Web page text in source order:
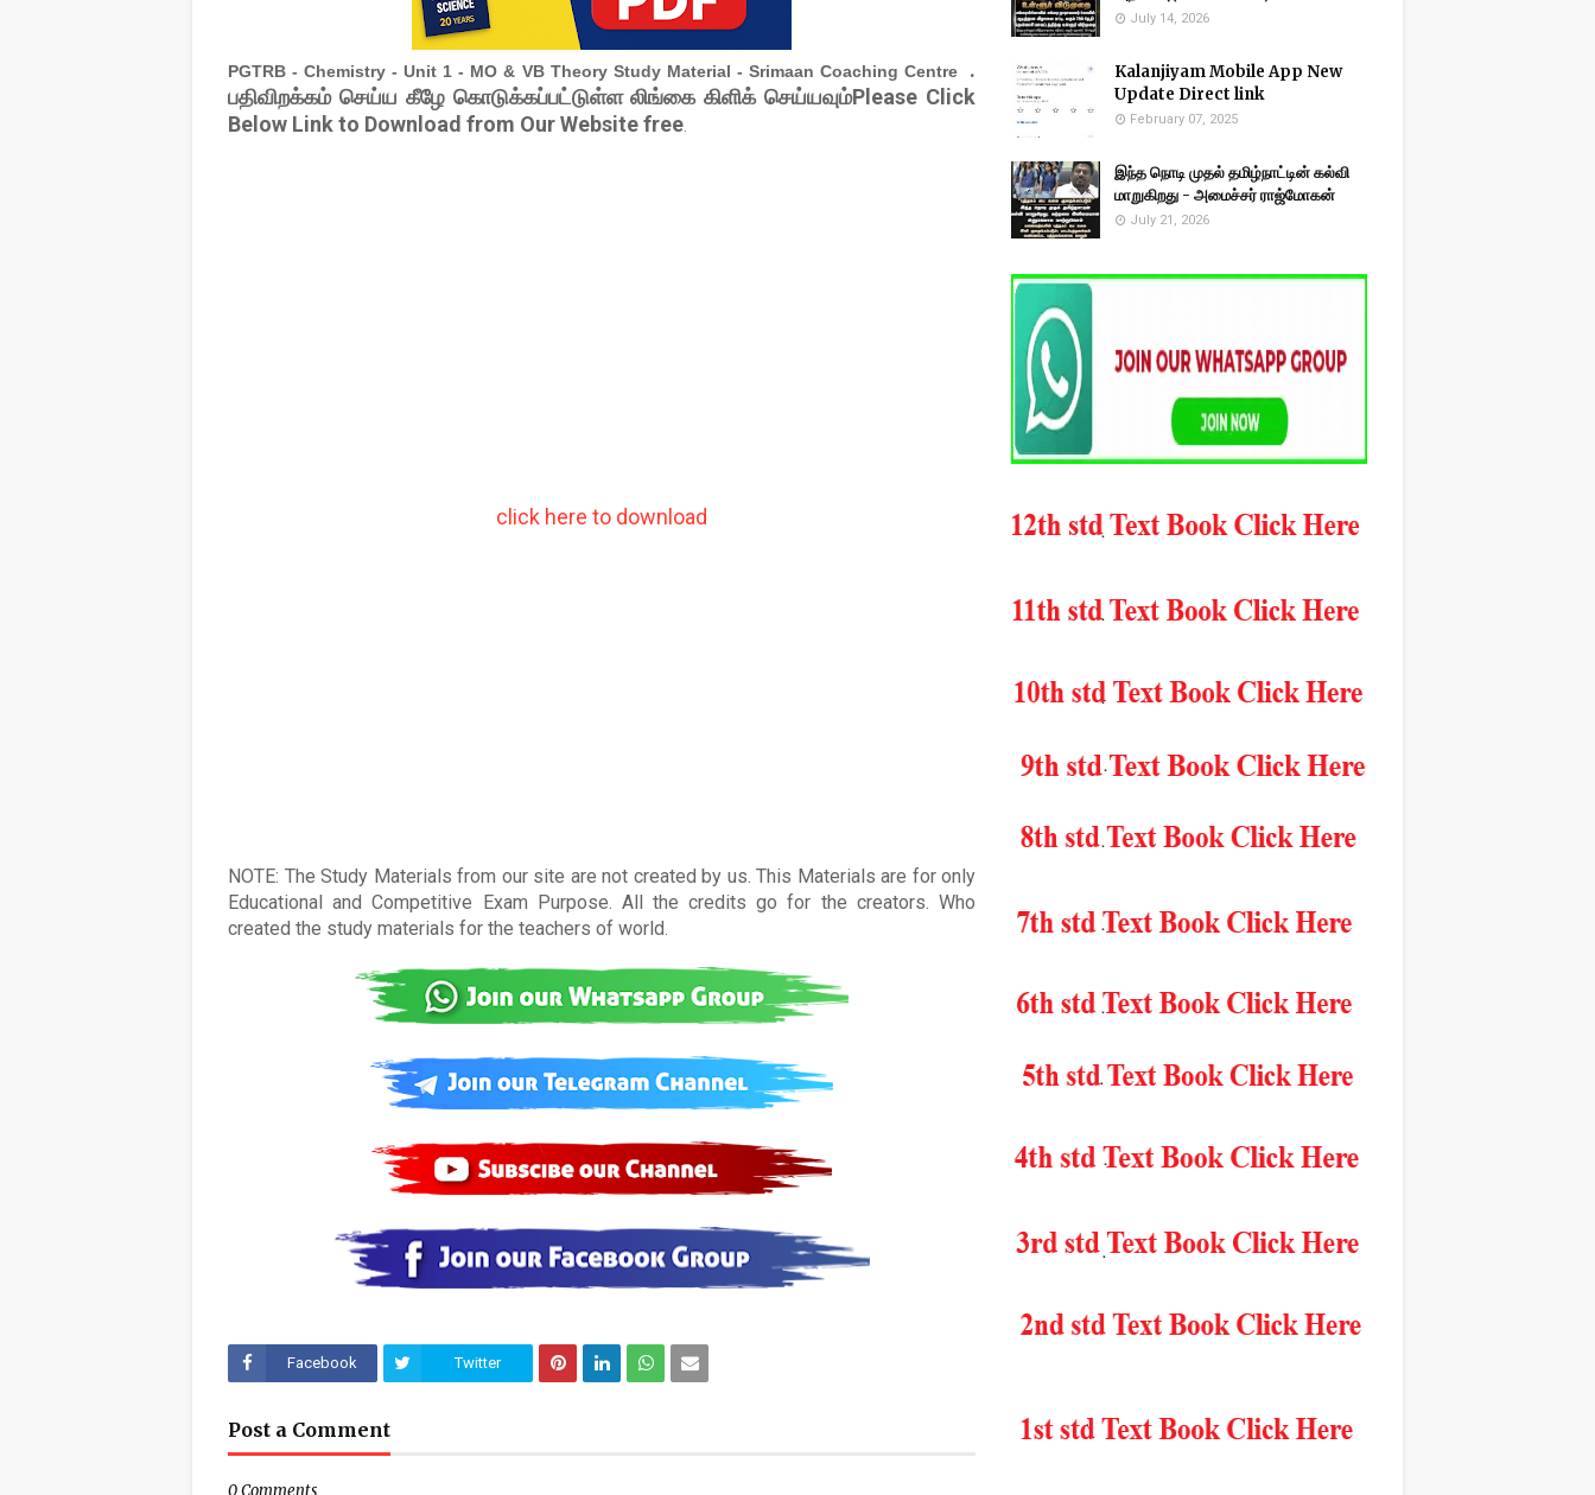
PGTRB - Chemistry - Unit 1 - MO & VB Theory Study Material - Srimaan Coaching Centre .
பதிவிறக்கம் செய்ய கீழே கொடுக்கப்பட்டுள்ள லிங்கை கிளிக் செய்யவும்Please Click
Below Link to Download from Our Website free
click here to download
NOTE: The Study Materials from our site are not created by us. This Materials are for only
Educational and Competitive Exam Purpose. All the credits go for the creators. Who
created the study materials for the teachers of world
Facebook Twitter
Post a Comment
0 Comments
July 14, 2026
Kalanjiyam Mobile App New
Update Direct link
February 07, 2025
இந்த நொடி முதல் தமிழ்நாட்டின் கல்வி
மாறுகிறது - அமைச்சர் ராஜ்மோகன்
July 21, 2026